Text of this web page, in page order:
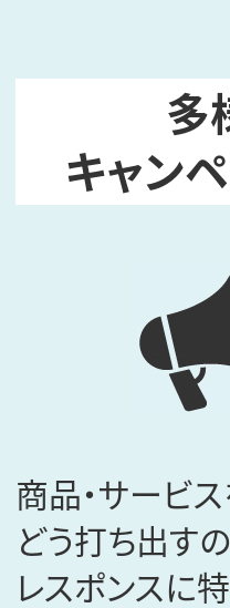
多
キャン
商品・サービ
どう打ち出す
レスポンスに